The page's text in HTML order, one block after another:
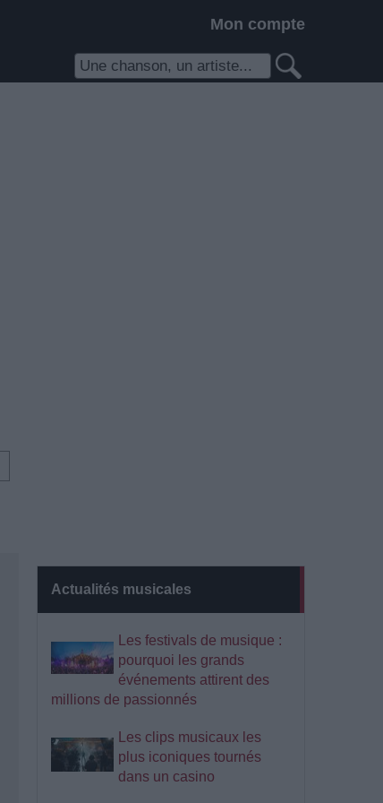
Mon compte
Actualités musicales
Les festivals de musique :
pourquoi les grands
événements attirent des
millions de passionnés
Les clips musicaux les
plus iconiques tournés
dans un casino